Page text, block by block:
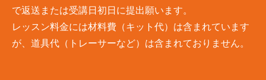
で返送または受講日初日に提出願います。​
レッスン料金には材料費（キット代）は含まれています
が、道具代（トレーサーなど）は含まれておりません。